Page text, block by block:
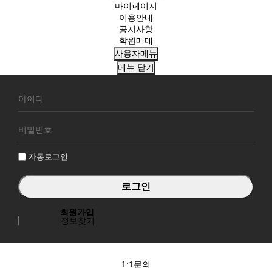
마이페이지
이용안내
공지사항
학원매매
사용자메뉴
메뉴 닫기
원
그
자동로그인
회원가입
정보찾기
1:1문의